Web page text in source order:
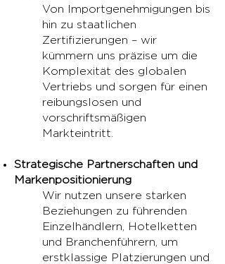
Von Importgenehmigungen bis
hin zu staatlichen
Zertifizierungen – wir
kümmern uns präzise um die
Komplexität des globalen
Vertriebs und sorgen für einen
reibungslosen und
vorschriftsmäßigen
Markteintritt.
Strategische Partnerschaften und
Markenpositionierung
Wir nutzen unsere starken
Beziehungen zu führenden
Einzelhändlern, Hotelketten
und Branchenführern, um
erstklassige Platzierungen und